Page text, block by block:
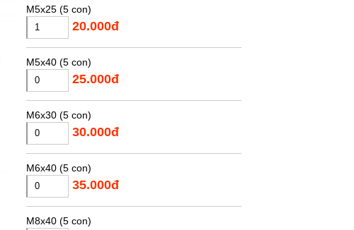
M5x25 (5 con)
20.000đ
M5x40 (5 con)
25.000đ
M6x30 (5 con)
30.000đ
M6x40 (5 con)
35.000đ
M8x40 (5 con)